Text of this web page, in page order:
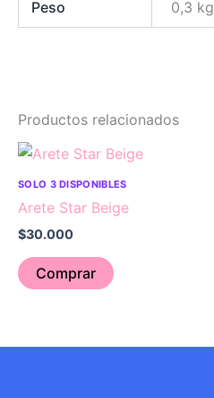
Peso 0,3 kg
Productos relacionados
SOLO 3 DISPONIBLES
Arete Star Beige
$30.000
Comprar